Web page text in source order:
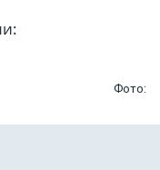
Фото: